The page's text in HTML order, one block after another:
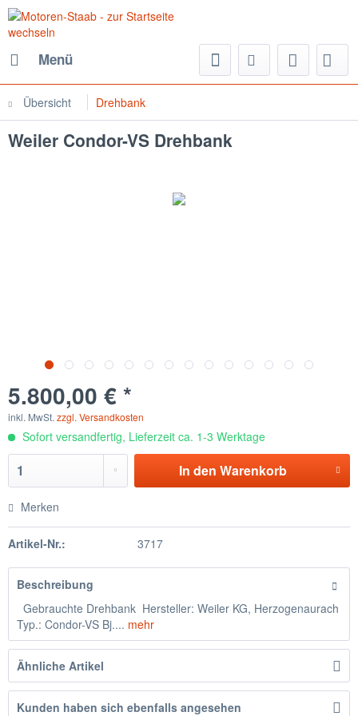
Menü
Übersicht Drehbank
Weiler Condor-VS Drehbank
5.800,00 € *
inkl. MwSt. zzgl. Versandkosten
Sofort versandfertig, Lieferzeit ca. 1-3 Werktage
In den Warenkorb
Merken
Artikel-Nr.: 3717
Beschreibung
Gebrauchte Drehbank Hersteller: Weiler KG, Herzogenaurach
Typ.: Condor-VS Bj.... mehr
Ähnliche Artikel
Kunden haben sich ebenfalls angesehen